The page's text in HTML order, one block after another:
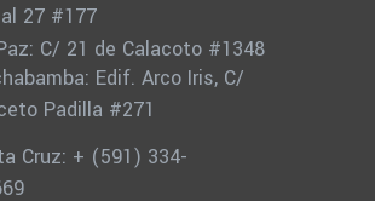
27 #177
C/ 21 de Calacoto #1348
Edif. Arco Iris, C/
Padilla #271
Cruz: + (591) 334-